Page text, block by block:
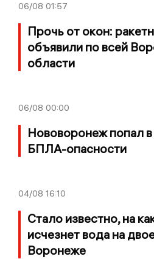
06/08 01:57
Прочь от окон:
объявили по всей
области
06/08 00:00
Нововоронеж попал
БПЛА-опасности
04/08 16:10
Стало известно, на
исчезнет вода на
Воронеже